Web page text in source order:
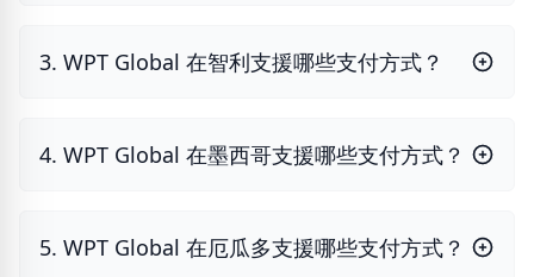
3. WPT Global 在智利支援哪些支付方式？
4. WPT Global 在墨西哥支援哪些支付方式？
5. WPT Global 在厄瓜多支援哪些支付方式？